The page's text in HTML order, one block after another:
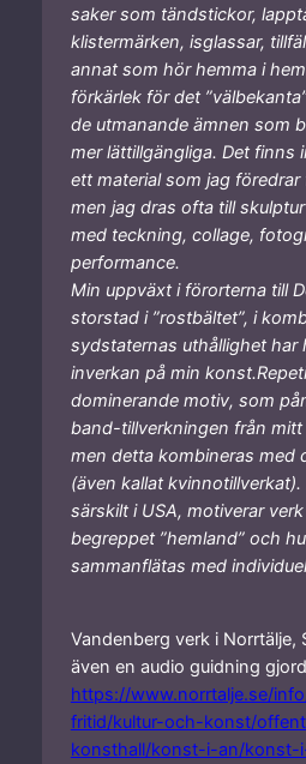
saker som tändstickor,
klistermärken, isglassar,
annat som hör hemma i
förkärlek för det
de utmanande ämnen som
mer lättillgängliga. Det finns
ett material som jag
men jag dras ofta till
med teckning, collage,
performance.
Min uppväxt i förorterna till
storstad i ”rostbältet”, i
sydstaternas uthållighet har
inverkan på min
dominerande motiv, som
band-tillverkningen från
men detta kombineras med
(även kallat
särskilt i USA, motiverar
begreppet ”hemland” och
sammanflätas med
Vandenberg verk i Norrtälje,
även en audio guidning
https://www.norrtalje.se/
fritid/kultur-och-konst/
konsthall/konst-i-an/